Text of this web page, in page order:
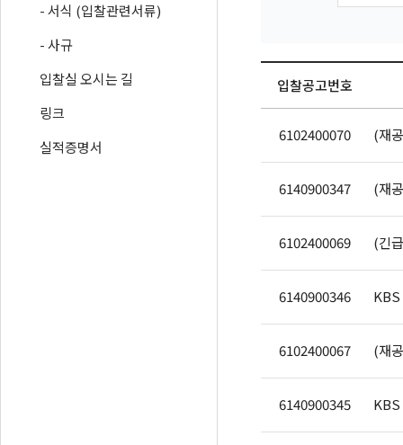
- 서식 (입찰관련서류)
- 사규
입찰실 오시는 길
링크
실적증명서
입찰공고번호
6102400070
6140900347
6102400069
6140900346
6102400067
6140900345